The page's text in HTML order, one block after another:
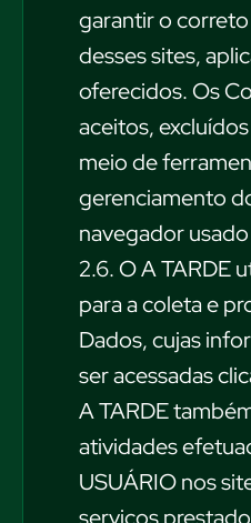
garantir o
desses sites,
oferecidos. Os
aceitos,
meio de
gerenciamento
navegador
2.6. O A TARDE
para a coleta e
Dados, cujas
ser acessadas
A TARDE
atividades
USUÁRIO nos